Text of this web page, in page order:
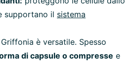
supportano il sistema
è versatile. Spesso
di capsule o compresse e